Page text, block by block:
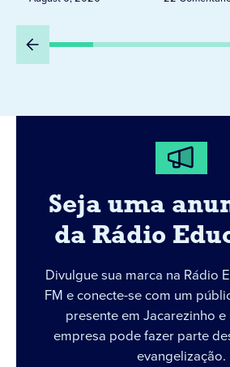
Seja uma
da Rádio
Divulgue sua marca na Rádio
FM e conecte-se com um
presente em Jacarezinho
empresa pode fazer parte
evangelização.